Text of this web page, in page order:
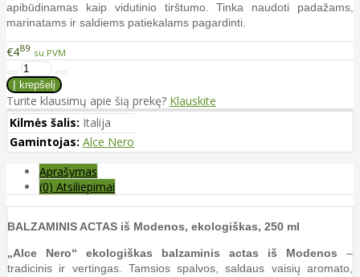
apibūdinamas kaip vidutinio tirštumo. Tinka naudoti padažams,
marinatams ir saldiems patiekalams pagardinti.
€489 su PVM
Turite klausimų apie šią prekę? Klauskite
Kilmės šalis: Italija
Gamintojas: Alce Nero
Aprašymas
(0) Atsiliepimai
BALZAMINIS ACTAS iš Modenos, ekologiškas, 250 ml
„Alce Nero“ ekologiškas balzaminis actas iš Modenos –
tradicinis ir vertingas. Tamsios spalvos, saldaus vaisių aromato,